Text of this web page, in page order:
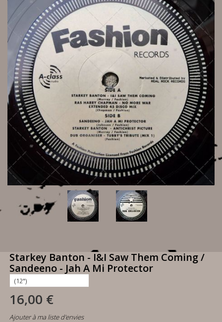
Starkey Banton - I&I Saw Them Coming /
Sandeeno - Jah A Mi Protector
16,00 €
Ajouter à ma liste d'envies